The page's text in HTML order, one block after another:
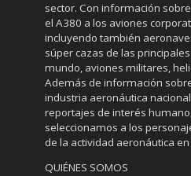
sector. Con información
el A380 a los aviones
incluyendo también
súper cazas de las
mundo, aviones militares,
Además de información
industria aeronáutica
reportajes de interés
seleccionamos a los
de la actividad aeronáutica
QUIÉNES SOMOS